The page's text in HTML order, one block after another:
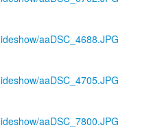
aaDSC_4688.JPG
aaDSC_4705.JPG
aaDSC_7800.JPG